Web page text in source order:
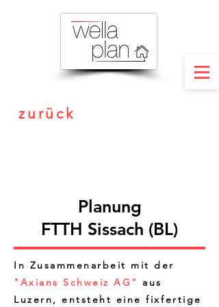
zurück
Planung
FTTH Sissach (BL)
In Zusammenarbeit mit der
"Axians Schweiz AG" aus
Luzern, entsteht eine fixfertige